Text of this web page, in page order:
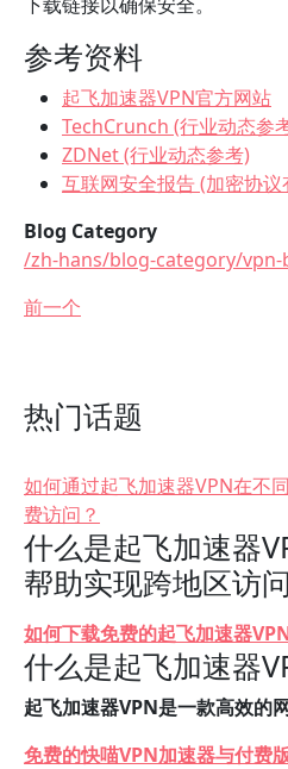
参考资料
起飞加速器VPN官方网站
TechCrunch (行业动态参
ZDNet (行业动态参考)
互联网安全报告 (加密协议
Blog Category
/zh-hans/blog-category/vpn-
前一个
热门话题
如何通过起飞加速器VPN在不
费访问？
什么是起飞加速器
帮助实现跨地区访
如何下载免费的起飞加速器
什么是起飞加速器
起飞加速器VPN是一款高效的
免费的快喵VPN加速器与付费